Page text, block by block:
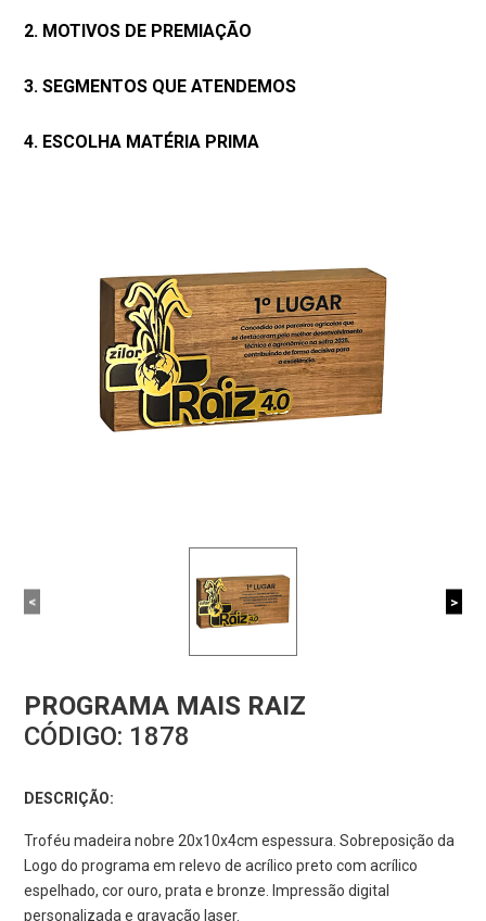
2. MOTIVOS DE PREMIAÇÃO
3. SEGMENTOS QUE ATENDEMOS
4. ESCOLHA MATÉRIA PRIMA
< >
PROGRAMA MAIS RAIZ
CÓDIGO: 1878
DESCRIÇÃO:
Troféu madeira nobre 20x10x4cm espessura. Sobreposição da
Logo do programa em relevo de acrílico preto com acrílico
espelhado, cor ouro, prata e bronze. Impressão digital
personalizada e gravação laser.